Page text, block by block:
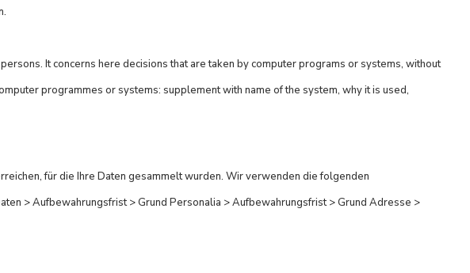
It concerns here decisions that are taken by computer programs or systems, without
programmes or systems: supplement with name of the system, why it is used,
für die Ihre Daten gesammelt wurden. Wir verwenden die folgenden
> Aufbewahrungsfrist > Grund Personalia > Aufbewahrungsfrist > Grund Adresse >